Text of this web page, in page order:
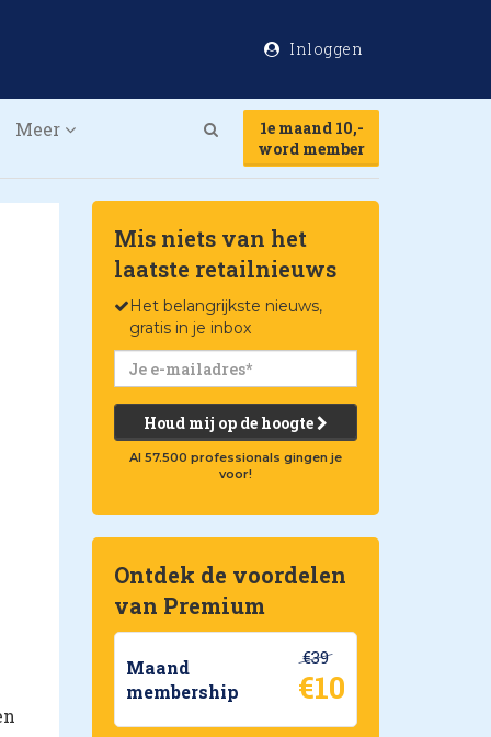
Inloggen
Meer
1e maand 10,-
word member
Mis niets van het
laatste retailnieuws
Het belangrijkste nieuws,
gratis in je inbox
Houd mij op de hoogte
Al 57.500 professionals gingen je
voor!
Ontdek de voordelen
van Premium
Maand
membership
€39
€10